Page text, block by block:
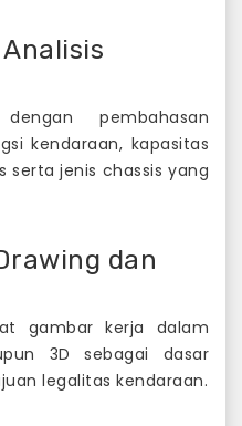
pembahasan
kendaraan, kapasitas
serta jenis chassis yang
dan
gambar kerja dalam
3D sebagai dasar
legalitas kendaraan.